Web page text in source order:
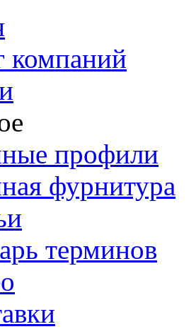
компаний
профили
фурнитура
терминов